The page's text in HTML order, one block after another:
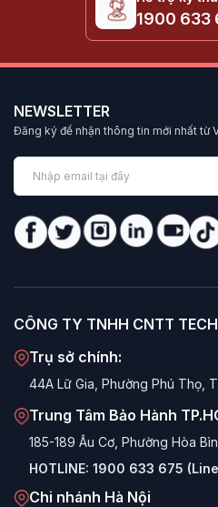
1900 633
NEWSLETTER
Đăng ký để nhận thông tin mới nhất từ
CÔNG TY TNHH CNTT
Trụ sở chính:
44A Lữ Gia, Phường Phú Thọ,
Trung Tâm Bảo Hành
185-189 Âu Cơ, Phường Hòa
HOTLINE: 1900 633 675
Chi nhánh Hà Nội